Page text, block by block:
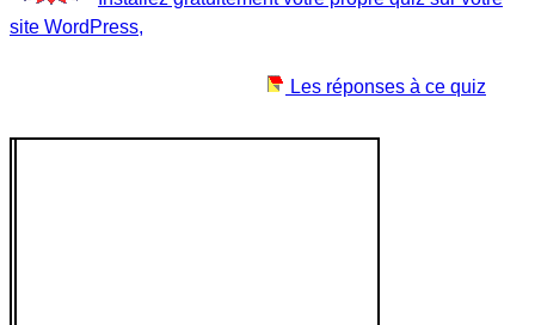
site WordPress,
Les réponses à ce quiz